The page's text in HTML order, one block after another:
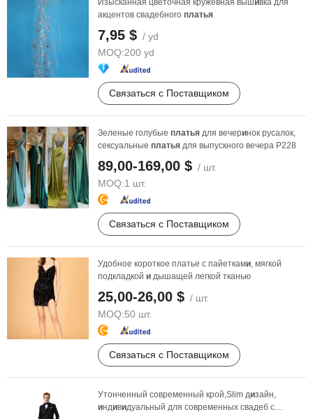
Изысканная цветочная кружевная вышивка для
акцентов свадебного платья
7,95 $ / yd
MOQ:200 yd
Связаться с Поставщиком
Зеленые голубые платья для вечеринок русалок,
сексуальные платья для выпускного вечера P228
89,00-169,00 $ / шт.
MOQ:1 шт.
Связаться с Поставщиком
Удобное короткое платье с пайетками, мягкой
подкладкой и дышащей легкой тканью
25,00-26,00 $ / шт.
MOQ:50 шт.
Связаться с Поставщиком
Утонченный современный крой,Slim дизайн,
индивидуальный для современных свадеб с